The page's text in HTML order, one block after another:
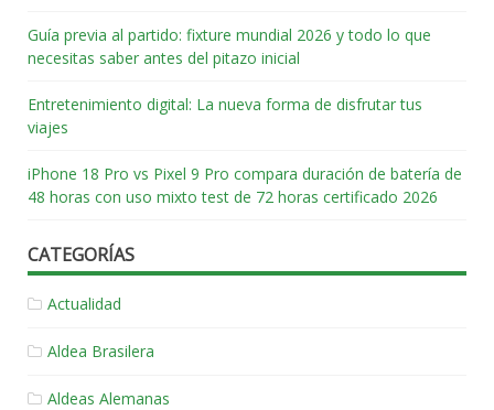
Guía previa al partido: fixture mundial 2026 y todo lo que
necesitas saber antes del pitazo inicial
Entretenimiento digital: La nueva forma de disfrutar tus
viajes
iPhone 18 Pro vs Pixel 9 Pro compara duración de batería de
48 horas con uso mixto test de 72 horas certificado 2026
CATEGORÍAS
Actualidad
Aldea Brasilera
Aldeas Alemanas